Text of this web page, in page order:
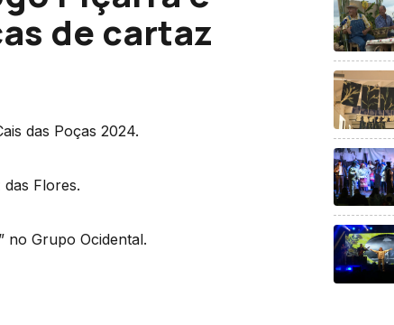
de cartaz
das Poças 2024.
Flores.
no Grupo Ocidental.